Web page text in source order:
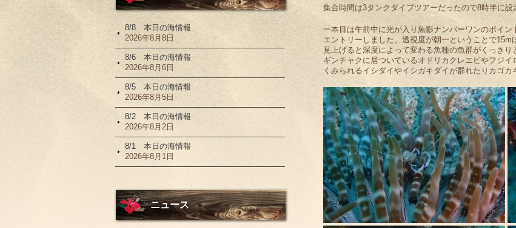
集合時間は3タンクダイブツアーだったので8時半に設
一本目は午前中に光が入り魚影ナンバーワンのポイ
エントリーしました。透視度が朝一ということで
見上げると深度によって変わる魚種の魚群がくっき
ギンチャクに居ついているオドリカクレエビやフジ
くみられるイシダイやイシガキダイが群れたりカゴカ
8/8 本日の海情報
2026年8月8日
8/6 本日の海情報
2026年8月6日
8/5 本日の海情報
2026年8月5日
8/2 本日の海情報
2026年8月2日
8/1 本日の海情報
2026年8月1日
ニュース